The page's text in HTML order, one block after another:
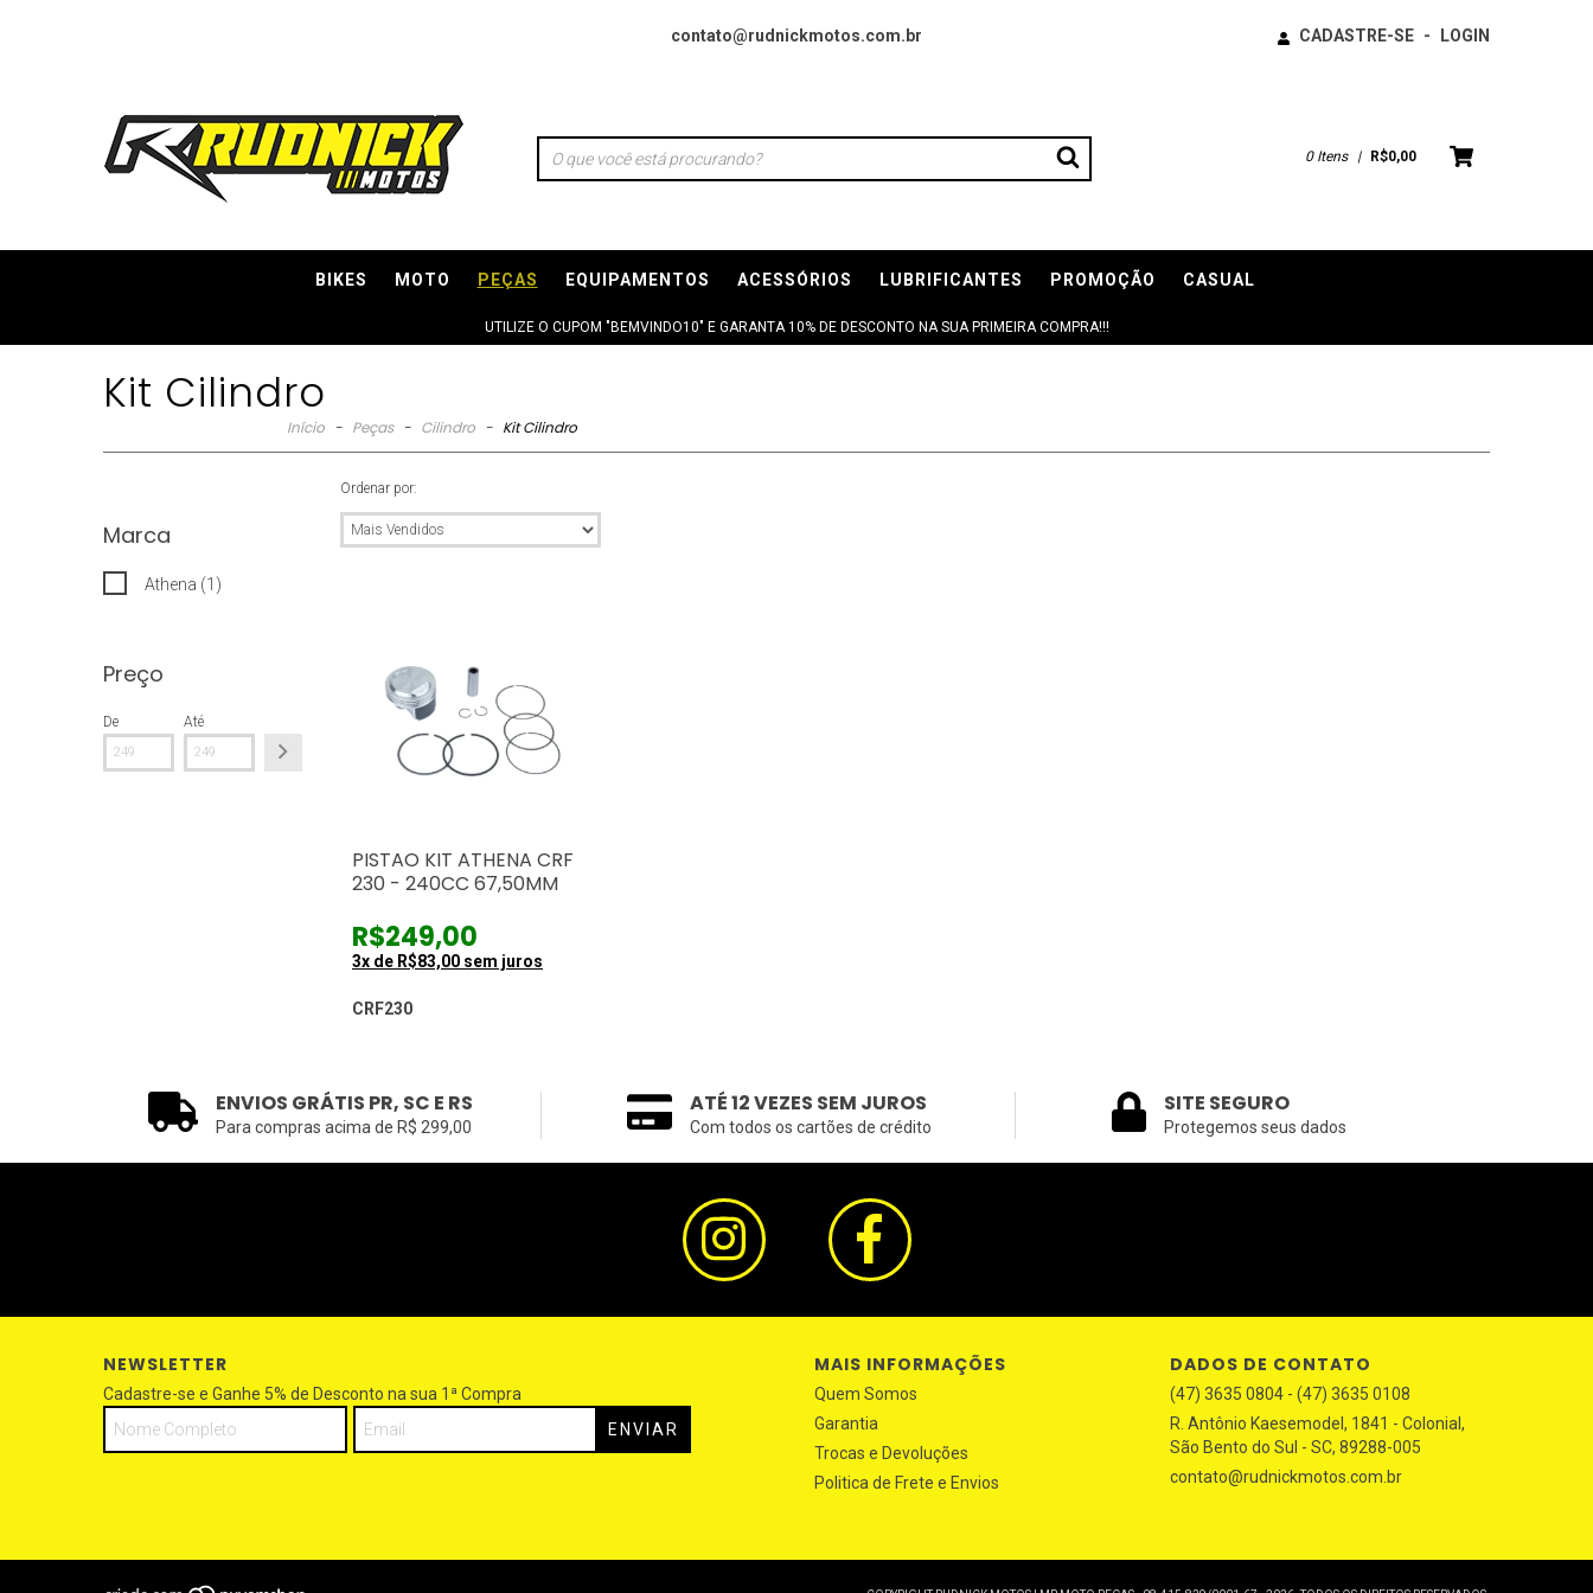
contato@rudnickmotos.com.br CADASTRE-SE - LOGIN
0 Itens | R$0,00
BIKES MOTO PEÇAS EQUIPAMENTOS ACESSÓRIOS LUBRIFICANTES PROMOÇÃO CASUAL
UTILIZE O CUPOM "BEMVINDO10" E GARANTA 10% DE DESCONTO NA SUA PRIMEIRA COMPRA!!!
Kit Cilindro
Início - Peças - Cilindro - Kit Cilindro
Marca
Athena (1)
Preço
De Até
Ordenar por:
PISTAO KIT ATHENA CRF
230 - 240CC 67,50MM
R$249,00
3x de R$83,00 sem juros
CRF230
ENVIOS GRÁTIS PR, SC E RS
Para compras acima de R$ 299,00
ATÉ 12 VEZES SEM JUROS
Com todos os cartões de crédito
SITE SEGURO
Protegemos seus dados
NEWSLETTER
Cadastre-se e Ganhe 5% de Desconto na sua 1ª Compra
MAIS INFORMAÇÕES
Quem Somos
Garantia
Trocas e Devoluções
Politica de Frete e Envios
DADOS DE CONTATO
(47) 3635 0804 - (47) 3635 0108
R. Antônio Kaesemodel, 1841 - Colonial,
São Bento do Sul - SC, 89288-005
contato@rudnickmotos.com.br